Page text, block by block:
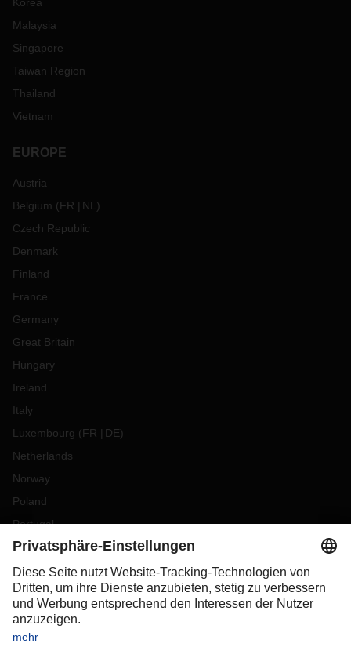
Malaysia
Singapore
Taiwan Region
Thailand
Vietnam
EUROPE
Austria
Belgium (FR NL )
Czech Republic
Denmark
Finland
France
Germany
Great Britain
Hungary
Ireland
Italy
Luxembourg (FR DE)
Netherlands
Norway
Poland
Portugal
Romania
Slovakia
Spain
Sweden
Switzerland